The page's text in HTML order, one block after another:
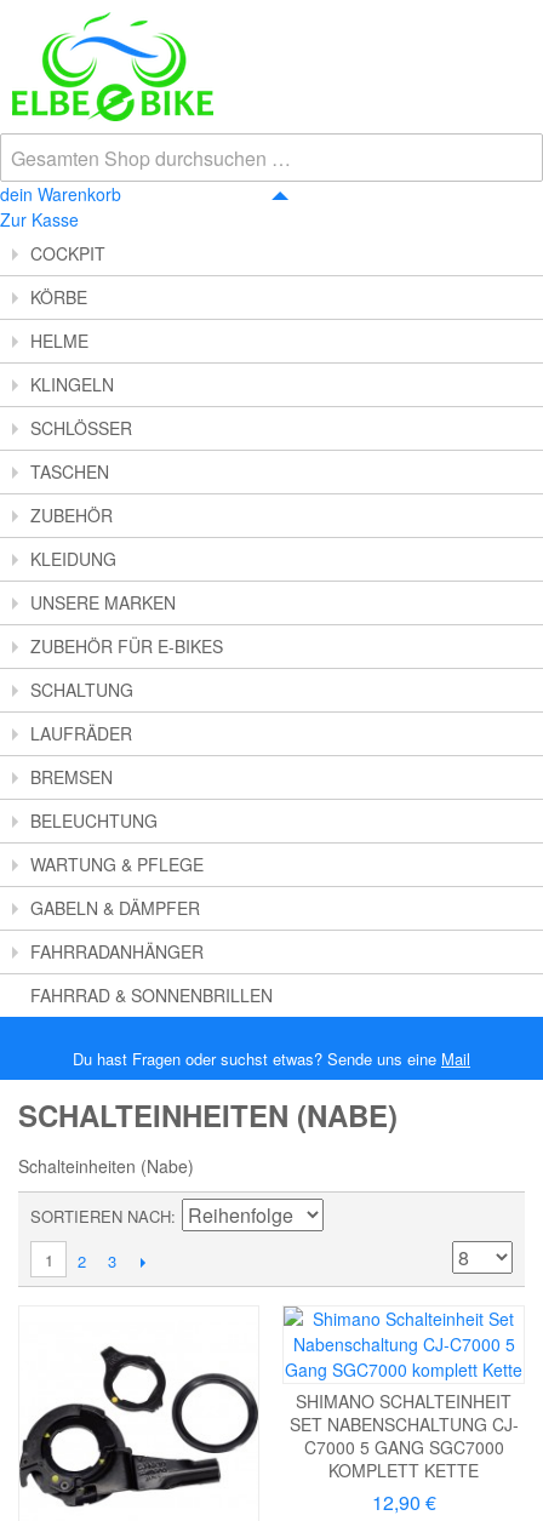
dein Warenkorb
Zur Kasse
COCKPIT
KÖRBE
HELME
KLINGELN
SCHLÖSSER
TASCHEN
ZUBEHÖR
KLEIDUNG
UNSERE MARKEN
ZUBEHÖR FÜR E-BIKES
SCHALTUNG
LAUFRÄDER
BREMSEN
BELEUCHTUNG
WARTUNG & PFLEGE
GABELN & DÄMPFER
FAHRRADANHÄNGER
FAHRRAD & SONNENBRILLEN
Du hast Fragen oder suchst etwas? Sende uns eine Mail
SCHALTEINHEITEN (NABE)
Schalteinheiten (Nabe)
SORTIEREN NACH
1
2 3
SHIMANO SCHALTEINHEIT
SET NABENSCHALTUNG CJ-
C7000 5 GANG SGC7000
KOMPLETT KETTE
12,90 €